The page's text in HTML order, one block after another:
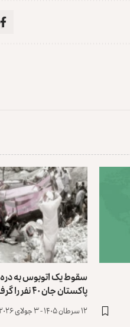
سقوط یک اتوبوس به
پاکستان جان ۴۰ نفر را گرفت
۱۲ سرطان ۱۴۰۵ - ۳ جولای ۲۰۲۶